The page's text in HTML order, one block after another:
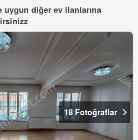
uygun diğer ev ilanlarına
18 Fotoğraflar